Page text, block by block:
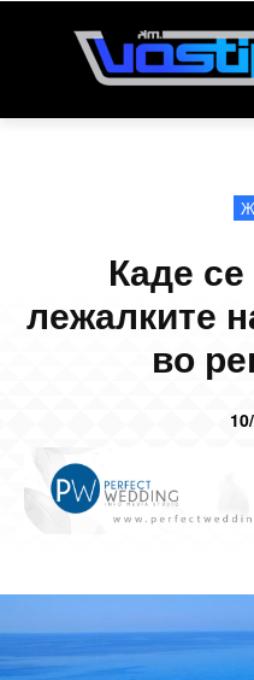
Каде се
лежалките
во